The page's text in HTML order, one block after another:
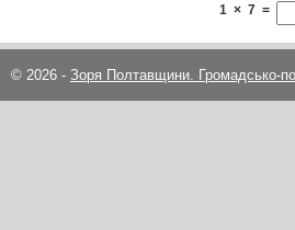
1 × 7 =
© 2026 - Зоря Полтавщини. Громадсько-